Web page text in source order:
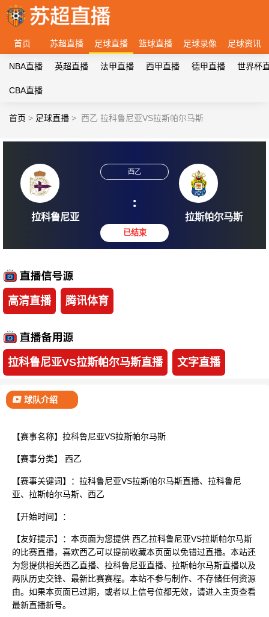
首页 苏超直播 足球直播 篮球直播 足球录像 足球资讯
NBA直播 英超直播 法甲直播 西甲直播 德甲直播 世界杯
CBA直播
首页 > 足球直播 > 西乙 拉科鲁尼亚VS拉斯帕尔马斯
:
高清直播 腾讯体育
拉科鲁尼亚VS拉斯帕尔马斯直播 文字直播
球队介绍
【赛事名称】拉科鲁尼亚VS拉斯帕尔马斯
【赛事分类】 西乙
【赛事关键词】：拉科鲁尼亚VS拉斯帕尔马斯直播、拉科鲁尼
亚、拉斯帕尔马斯、西乙
【开始时间】：
【友好提示】：本页面为您提供 西乙拉科鲁尼亚VS拉斯帕尔马斯
的比赛直播，喜欢西乙可以提前收藏本页面以免错过直播。本站还
为您提供相关西乙直播、拉科鲁尼亚直播、拉斯帕尔马斯直播以及
两队历史交锋、最新比赛赛程。本站不参与制作、不存储任何资源
由。如果本页面已过期，或者以上信号位都无效，请进入主页查看
最新直播新号。